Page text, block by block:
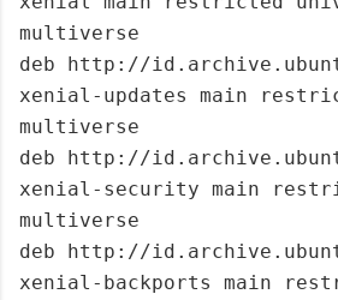
multiverse
deb http://
xenial-updates main
multiverse
deb http://
xenial-security main
multiverse
deb http://
xenial-backports main